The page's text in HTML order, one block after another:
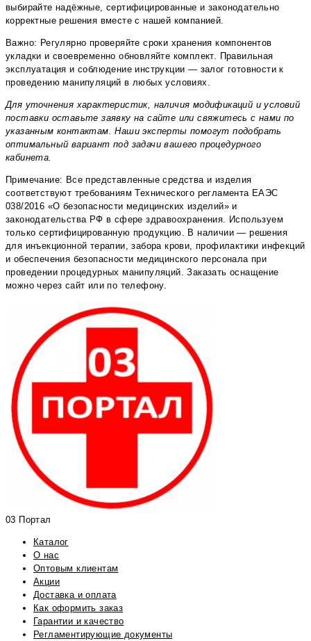
выбирайте надёжные, сертифицированные и законодательно
корректные решения вместе с нашей компанией.
Важно: Регулярно проверяйте сроки хранения компонентов
укладки и своевременно обновляйте комплект. Правильная
эксплуатация и соблюдение инструкции — залог готовности к
проведению манипуляций в любых условиях.
Для уточнения характеристик, наличия модификаций и условий
поставки оставьте заявку на сайте или свяжитесь с нами по
указанным контактам. Наши эксперты помогут подобрать
оптимальный вариант под задачи вашего процедурного
кабинета.
Примечание: Все представленные средства и изделия
соответствуют требованиям Технического регламента ЕАЭС
038/2016 «О безопасности медицинских изделий» и
законодательства РФ в сфере здравоохранения. Используем
только сертифицированную продукцию. В наличии — решения
для инъекционной терапии, забора крови, профилактики инфекций
и обеспечения безопасности медицинского персонала при
проведении процедурных манипуляций. Заказать оснащение
можно через сайт или по телефону.
03 Портал
Каталог
О нас
Оптовым клиентам
Акции
Доставка и оплата
Как оформить заказ
Гарантии и качество
Регламентирующие документы